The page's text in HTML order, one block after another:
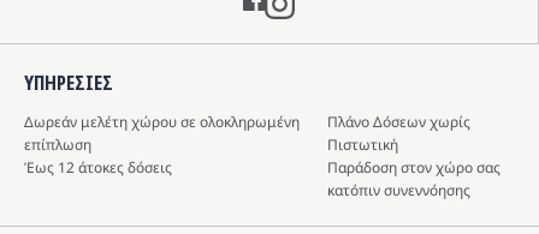
ΥΠΗΡΕΣIΕΣ
Δωρεάν μελέτη χώρου σε ολοκληρωμένη
επίπλωση
Πλάνο Δόσεων χωρίς
Πιστωτική
Έως 12 άτοκες δόσεις
Παράδοση στον χώρο σας
κατόπιν συνεννόησης